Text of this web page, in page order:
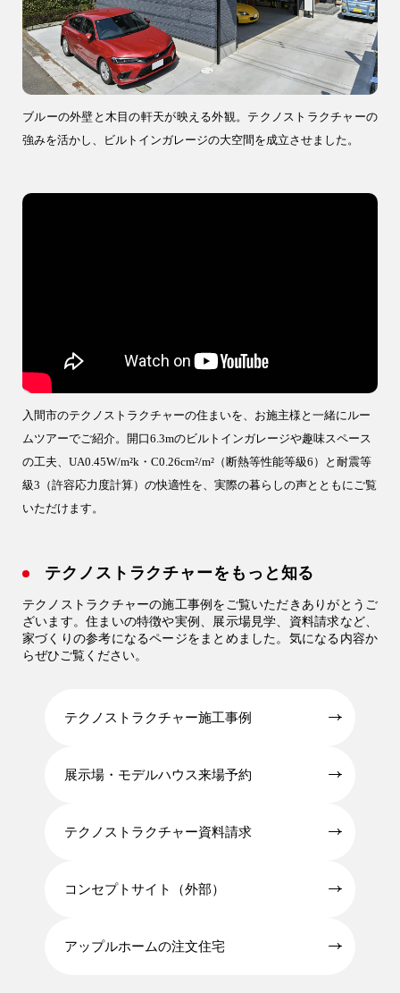
ブルーの外壁と木目の軒天が映える外観。テクノストラクチャーの
強みを活かし、ビルトインガレージの大空間を成立させました。
入間市のテクノストラクチャーの住まいを、お施主様と一緒にルー
ムツアーでご紹介。開口6.3mのビルトインガレージや趣味スペース
の工夫、UA0.45W/m²k・C0.26cm²/m²（断熱等性能等級6）と耐震等
級3（許容応力度計算）の快適性を、実際の暮らしの声とともにご覧
いただけます。
テクノストラクチャーをもっと知る
テクノストラクチャーの施工事例をご覧いただきありがとうご
ざいます。住まいの特徴や実例、展示場見学、資料請求など、
家づくりの参考になるページをまとめました。気になる内容か
らぜひご覧ください。
テクノストラクチャー施工事例
展示場・モデルハウス来場予約
テクノストラクチャー資料請求
コンセプトサイト（外部）
アップルホームの注文住宅